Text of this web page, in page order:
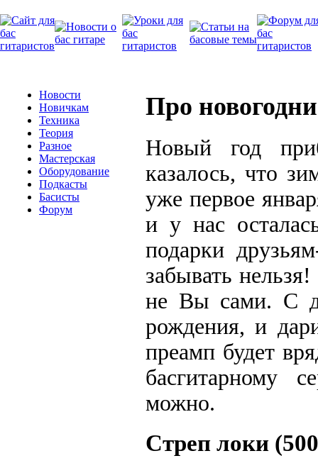
Новости
Новичкам
Техника
Теория
Разное
Мастерская
Оборудование
Подкасты
Басисты
Форум
Про
Новый год
казалось, что
уже первое
и у нас
подарки
забывать
не Вы сами. С
рождения, и
преамп будет
басгитарному
можно.
Стреп локи